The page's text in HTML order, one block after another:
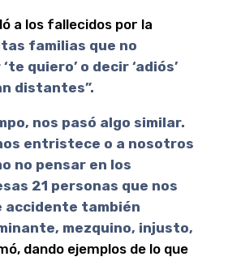
a los fallecidos por la
familias que no
quiero’ o decir ‘adiós’
distantes”.
nos pasó algo similar.
entristece o a nosotros
no pensar en los
21 personas que nos
accidente también
mezquino, injusto,
dando ejemplos de lo que